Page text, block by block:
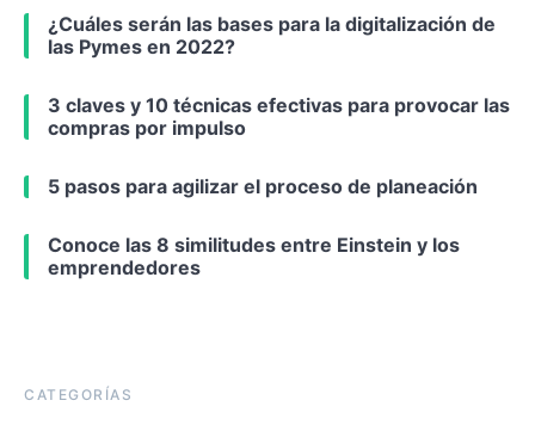
¿Cuáles serán las bases para la digitalización de
las Pymes en 2022?
3 claves y 10 técnicas efectivas para provocar las
compras por impulso
5 pasos para agilizar el proceso de planeación
Conoce las 8 similitudes entre Einstein y los
emprendedores
CATEGORÍAS